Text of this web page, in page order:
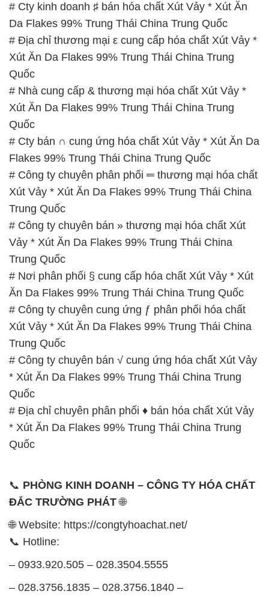
# Cty kinh doanh ♯ bán hóa chất Xút Vảy * Xút Ăn
Da Flakes 99% Trung Thái China Trung Quốc
# Địa chỉ thương mại ε cung cấp hóa chất Xút Vảy *
Xút Ăn Da Flakes 99% Trung Thái China Trung
Quốc
# Nhà cung cấp & thương mại hóa chất Xút Vảy *
Xút Ăn Da Flakes 99% Trung Thái China Trung
Quốc
# Cty bán ∩ cung ứng hóa chất Xút Vảy * Xút Ăn Da
Flakes 99% Trung Thái China Trung Quốc
# Công ty chuyên phân phối ═ thương mại hóa chất
Xút Vảy * Xút Ăn Da Flakes 99% Trung Thái China
Trung Quốc
# Công ty chuyên bán » thương mại hóa chất Xút
Vảy * Xút Ăn Da Flakes 99% Trung Thái China
Trung Quốc
# Nơi phân phối § cung cấp hóa chất Xút Vảy * Xút
Ăn Da Flakes 99% Trung Thái China Trung Quốc
# Công ty chuyên cung ứng ƒ phân phối hóa chất
Xút Vảy * Xút Ăn Da Flakes 99% Trung Thái China
Trung Quốc
# Công ty chuyên bán √ cung ứng hóa chất Xút Vảy
* Xút Ăn Da Flakes 99% Trung Thái China Trung
Quốc
# Địa chỉ chuyên phân phối ♦ bán hóa chất Xút Vảy
* Xút Ăn Da Flakes 99% Trung Thái China Trung
Quốc
📞 PHÒNG KINH DOANH – CÔNG TY HÓA CHẤT
ĐẮC TRƯỜNG PHÁT🌐
🌐 Website: https://congtyhoachat.net/
📞 Hotline:
– 0933.920.505 – 028.3504.5555
– 028.3756.1835 – 028.3756.1840 –